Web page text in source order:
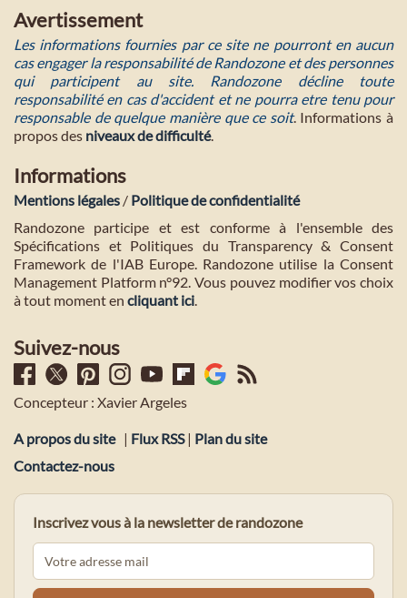
Avertissement
Les informations fournies par ce site ne pourront en aucun
cas engager la responsabilité de Randozone et des personnes
qui participent au site. Randozone décline toute
responsabilité en cas d'accident et ne pourra etre tenu pour
responsable de quelque manière que ce soit. Informations à
propos des niveaux de difficulté.
Informations
Mentions légales / Politique de confidentialité
Randozone participe et est conforme à l'ensemble des
Spécifications et Politiques du Transparency & Consent
Framework de l'IAB Europe. Randozone utilise la Consent
Management Platform n°92. Vous pouvez modifier vos choix
à tout moment en cliquant ici.
Suivez-nous
Concepteur : Xavier Argeles
A propos du site | Flux RSS| Plan du site
Contactez-nous
Inscrivez vous à la newsletter de randozone